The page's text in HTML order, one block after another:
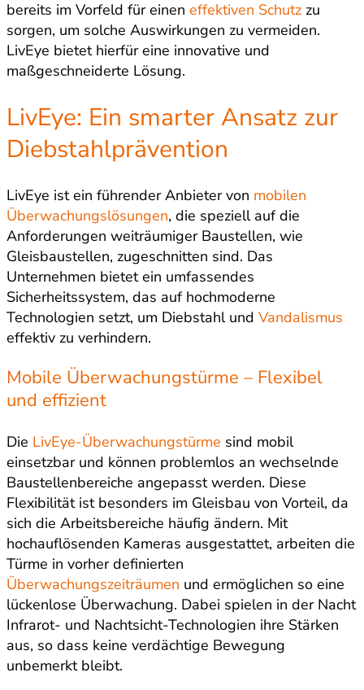
bereits im Vorfeld für einen effektiven Schutz zu
sorgen, um solche Auswirkungen zu vermeiden.
LivEye bietet hierfür eine innovative und
maßgeschneiderte Lösung.
LivEye: Ein smarter Ansatz zur
Diebstahlprävention
LivEye ist ein führender Anbieter von mobilen
Überwachungslösungen, die speziell auf die
Anforderungen weiträumiger Baustellen, wie
Gleisbaustellen, zugeschnitten sind. Das
Unternehmen bietet ein umfassendes
Sicherheitssystem, das auf hochmoderne
Technologien setzt, um Diebstahl und Vandalismus
effektiv zu verhindern.
Mobile Überwachungstürme – Flexibel
und effizient
Die LivEye-Überwachungstürme sind mobil
einsetzbar und können problemlos an wechselnde
Baustellenbereiche angepasst werden. Diese
Flexibilität ist besonders im Gleisbau von Vorteil, da
sich die Arbeitsbereiche häufig ändern. Mit
hochauflösenden Kameras ausgestattet, arbeiten die
Türme in vorher definierten
Überwachungszeiträumen und ermöglichen so eine
lückenlose Überwachung. Dabei spielen in der Nacht
Infrarot- und Nachtsicht-Technologien ihre Stärken
aus, so dass keine verdächtige Bewegung
unbemerkt bleibt.